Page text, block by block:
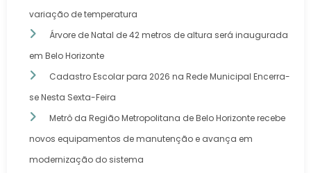
variação de temperatura
Árvore de Natal de 42 metros de altura será inaugurada
em Belo Horizonte
Cadastro Escolar para 2026 na Rede Municipal Encerra-
se Nesta Sexta-Feira
Metrô da Região Metropolitana de Belo Horizonte recebe
novos equipamentos de manutenção e avança em
modernização do sistema